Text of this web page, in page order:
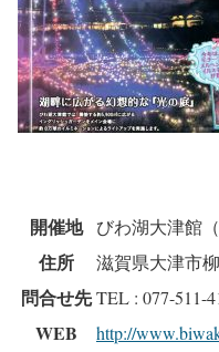
開催地 びわ湖大津館
住所 滋賀県大津市
問合せ先TEL : 077-511-
WEB http://